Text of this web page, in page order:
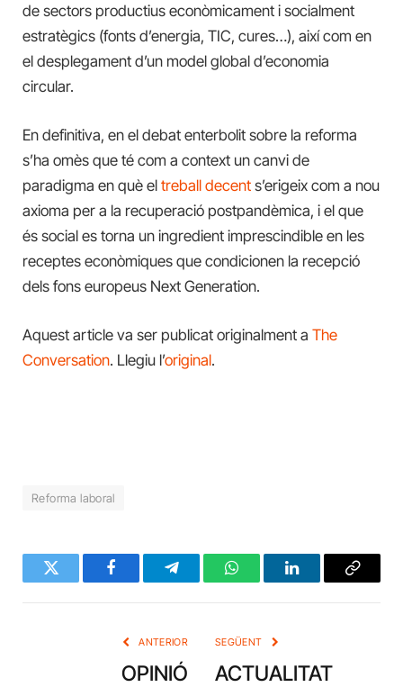
de sectors productius econòmicament i socialment
estratègics (fonts d’energia, TIC, cures…), així com en
el desplegament d’un model global d’economia
circular.
En definitiva, en el debat enterbolit sobre la reforma
s’ha omès que té com a context un canvi de
paradigma en què el treball decent s’erigeix ​​com a nou
axioma per a la recuperació postpandèmica, i el que
és social es torna un ingredient imprescindible en les
receptes econòmiques que condicionen la recepció
dels fons europeus Next Generation.
Aquest article va ser publicat originalment a The
Conversation. Llegiu l’original.
Reforma laboral
Twitter FacebookTelegramWhatsAppLinkedInCopy
ANTERIOR
OPINIÓ
SEGÜENT
ACTUALITAT